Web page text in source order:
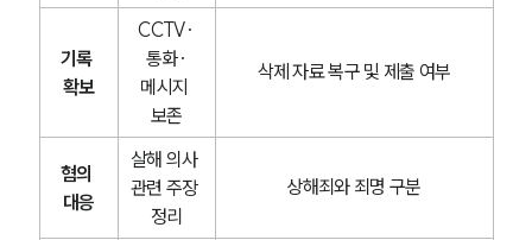
기록
확보
CCTV·
통화·
메시지
보존
삭제 자료 복구 및 제출 여부
혐의
대응
살해 의사
관련 주장
정리
상해죄와 죄명 구분